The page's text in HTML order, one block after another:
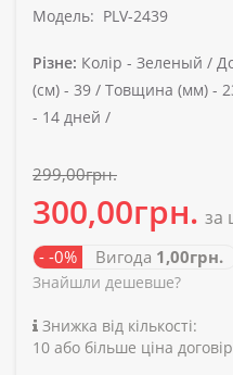
Модель: PLV-2439
Різне: Колір - Зеленый /
(см) - 39 / Товщина (мм) -
- 14 дней /
299,00грн.
300,00грн. за
- -0% Вигода 1,00грн.
Знайшли дешевше?
Знижка від кількості:
10 або більше ціна